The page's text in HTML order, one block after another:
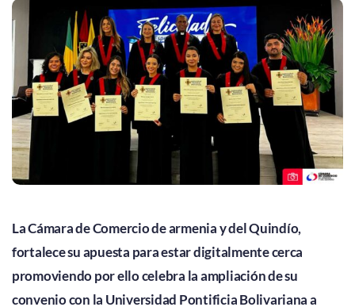
La Cámara de Comercio de armenia y del Quindío,
fortalece su apuesta para estar digitalmente cerca
promoviendo por ello celebra la ampliación de su
convenio con la Universidad Pontificia Bolivariana a